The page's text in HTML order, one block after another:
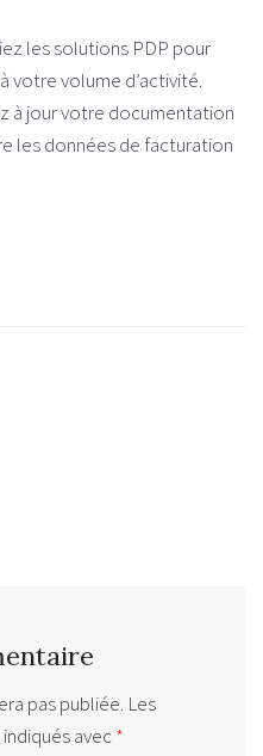
les solutions PDP pour
votre volume d’activité.
à jour votre documentation
les données de facturation
pas publiée. Les
avec*